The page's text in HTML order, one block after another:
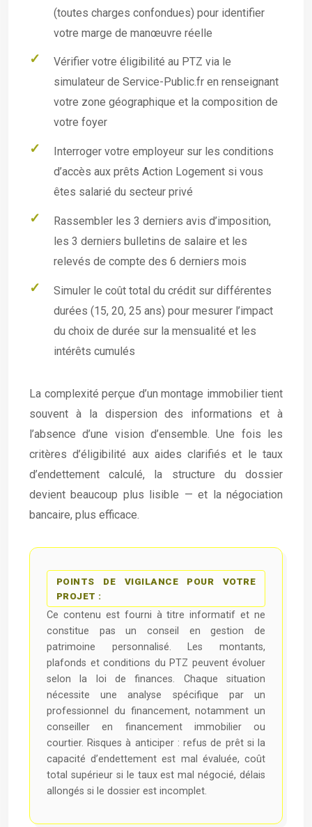
(toutes charges confondues) pour identifier
votre marge de manœuvre réelle
Vérifier votre éligibilité au PTZ via le
simulateur de Service-Public.fr en renseignant
votre zone géographique et la composition de
votre foyer
Interroger votre employeur sur les conditions
d’accès aux prêts Action Logement si vous
êtes salarié du secteur privé
Rassembler les 3 derniers avis d’imposition,
les 3 derniers bulletins de salaire et les
relevés de compte des 6 derniers mois
Simuler le coût total du crédit sur différentes
durées (15, 20, 25 ans) pour mesurer l’impact
du choix de durée sur la mensualité et les
intérêts cumulés
La complexité perçue d’un montage immobilier tient
souvent à la dispersion des informations et à
l’absence d’une vision d’ensemble. Une fois les
critères d’éligibilité aux aides clarifiés et le taux
d’endettement calculé, la structure du dossier
devient beaucoup plus lisible — et la négociation
bancaire, plus efficace.
POINTS DE VIGILANCE POUR VOTRE
PROJET :
Ce contenu est fourni à titre informatif et ne
constitue pas un conseil en gestion de
patrimoine personnalisé. Les montants,
plafonds et conditions du PTZ peuvent évoluer
selon la loi de finances. Chaque situation
nécessite une analyse spécifique par un
professionnel du financement, notamment un
conseiller en financement immobilier ou
courtier. Risques à anticiper : refus de prêt si la
capacité d’endettement est mal évaluée, coût
total supérieur si le taux est mal négocié, délais
allongés si le dossier est incomplet.